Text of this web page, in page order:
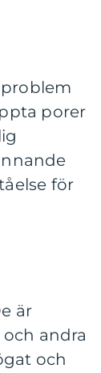
porer
för
är
andra
och